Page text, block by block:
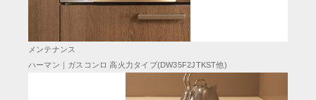
メンテナンス
ハーマン｜ガスコンロ 高火力タイプ(DW35F2JTKST他)